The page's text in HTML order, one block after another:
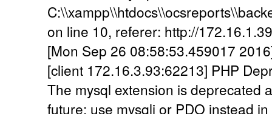
on line 10, referer: http://
[Mon Sep 26 08:58:53.459017
[client 172.16.3.93:62213] PHP
The mysql extension is deprecated
future: use mysqli or PDO instead in